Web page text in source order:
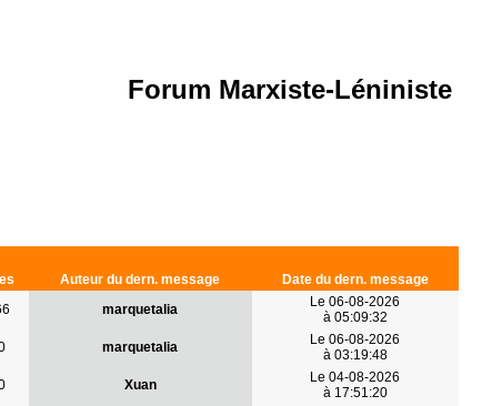
Forum Marxiste-Léniniste
Auteur du dern. message
Date du dern. message
marquetalia
Le 06-08-2026
à 05:09:32
marquetalia
Le 06-08-2026
à 03:19:48
Xuan
Le 04-08-2026
à 17:51:20